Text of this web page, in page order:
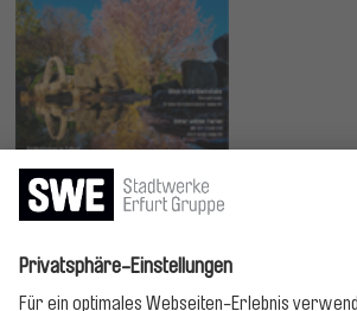
Jetzt lesen!